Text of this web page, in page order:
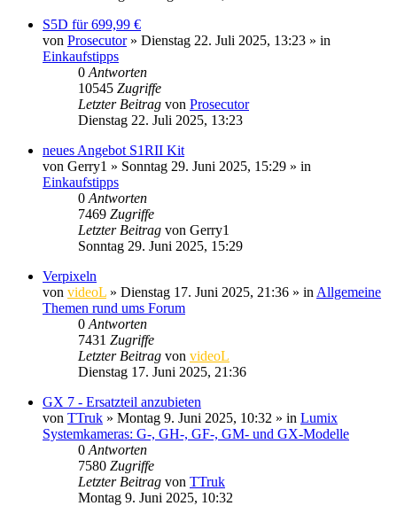
S5D für 699,99 €
von Prosecutor» Dienstag 22. Juli 2025, 13:23 » in
Einkaufstipps
0 Antworten
10545 Zugriffe
Letzter Beitrag von Prosecutor
Dienstag 22. Juli 2025, 13:23
neues Angebot S1RII Kit
von Gerry1 » Sonntag 29. Juni 2025, 15:29 » in
Einkaufstipps
0 Antworten
7469 Zugriffe
Letzter Beitrag von Gerry1
Sonntag 29. Juni 2025, 15:29
Verpixeln
von videoL » Dienstag 17. Juni 2025, 21:36 » in Allgemeine
Themen rund ums Forum
0 Antworten
7431 Zugriffe
Letzter Beitrag von videoL
Dienstag 17. Juni 2025, 21:36
GX 7 - Ersatzteil anzubieten
von TTruk » Montag 9. Juni 2025, 10:32 » in Lumix
Systemkameras: G-, GH-, GF-, GM- und GX-Modelle
0 Antworten
7580 Zugriffe
Letzter Beitrag von TTruk
Montag 9. Juni 2025, 10:32